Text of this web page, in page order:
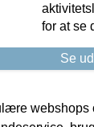
for at se
Se
webshops